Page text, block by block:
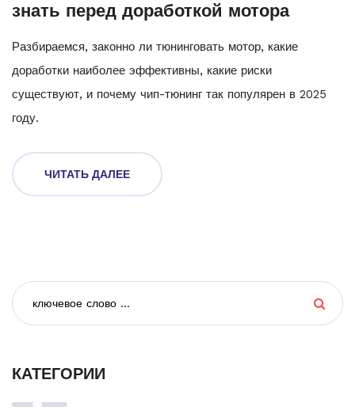
знать перед доработкой мотора
Разбираемся, законно ли тюнинговать мотор, какие
доработки наиболее эффективны, какие риски
существуют, и почему чип-тюнинг так популярен в 2025
году.
ЧИТАТЬ ДАЛЕЕ
КАТЕГОРИИ